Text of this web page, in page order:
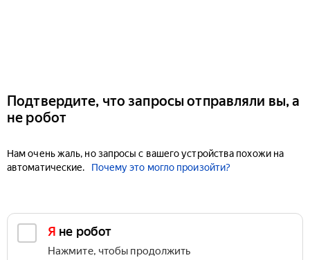
Подтвердите, что запросы отправляли вы, а
не робот
Нам очень жаль, но запросы с вашего устройства похожи на
автоматические.
Почему это могло произойти?
Я не робот
Нажмите, чтобы продолжить